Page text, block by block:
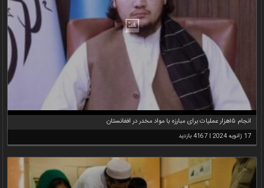
انجام ۱۵هزار عملیات برای مبارزه با مواد مخدر در افغانستان
17 ژانویه 2024 | 4167 بازدید